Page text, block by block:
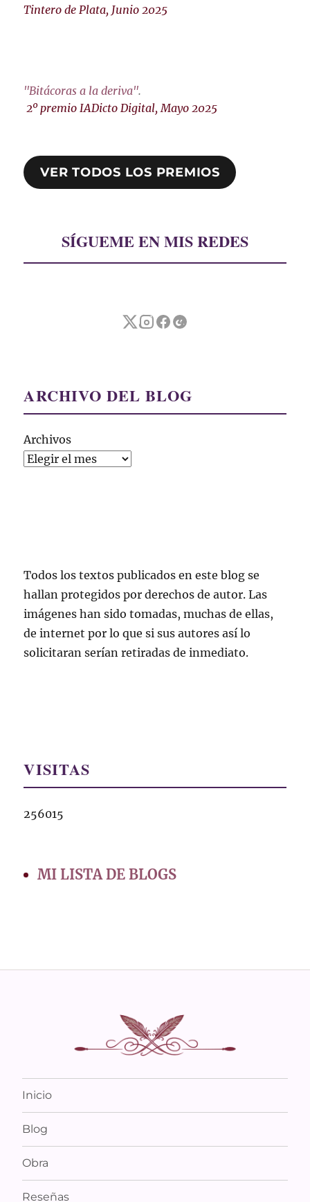
Tintero de Plata, Junio 2025
"Bitácoras a la deriva".
2º premio IADicto Digital, Mayo 2025
VER TODOS LOS PREMIOS
SÍGUEME EN MIS REDES
ARCHIVO DEL BLOG
Archivos
Todos los textos publicados en este blog se
hallan protegidos por derechos de autor. Las
imágenes han sido tomadas, muchas de ellas,
de internet por lo que si sus autores así lo
solicitaran serían retiradas de inmediato.
VISITAS
256015
MI LISTA DE BLOGS
Inicio
Blog
Obra
Reseñas